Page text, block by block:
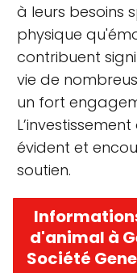
à leurs besoins
physique
contribuent
vie de
un fort
évident et
soutien.
d'animal à
Société